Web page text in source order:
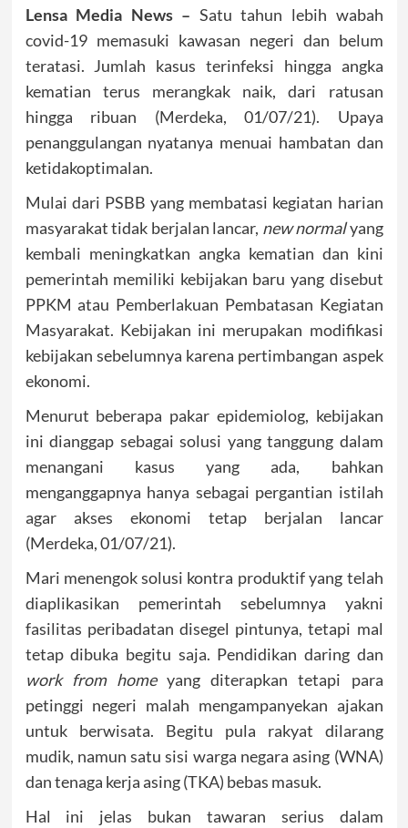
Lensa Media News – Satu tahun lebih wabah
covid-19 memasuki kawasan negeri dan belum
teratasi. Jumlah kasus terinfeksi hingga angka
kematian terus merangkak naik, dari ratusan
hingga ribuan (Merdeka, 01/07/21). Upaya
penanggulangan nyatanya menuai hambatan dan
ketidakoptimalan.
Mulai dari PSBB yang membatasi kegiatan harian
masyarakat tidak berjalan lancar, new normalyang
kembali meningkatkan angka kematian dan kini
pemerintah memiliki kebijakan baru yang disebut
PPKM atau Pemberlakuan Pembatasan Kegiatan
Masyarakat. Kebijakan ini merupakan modifikasi
kebijakan sebelumnya karena pertimbangan aspek
ekonomi.
Menurut beberapa pakar epidemiolog, kebijakan
ini dianggap sebagai solusi yang tanggung dalam
menangani kasus yang ada, bahkan
menganggapnya hanya sebagai pergantian istilah
agar akses ekonomi tetap berjalan lancar
(Merdeka, 01/07/21).
Mari menengok solusi kontra produktif yang telah
diaplikasikan pemerintah sebelumnya yakni
fasilitas peribadatan disegel pintunya, tetapi mal
tetap dibuka begitu saja. Pendidikan daring dan
work from homeyang diterapkan tetapi para
petinggi negeri malah mengampanyekan ajakan
untuk berwisata. Begitu pula rakyat dilarang
mudik, namun satu sisi warga negara asing (WNA)
dan tenaga kerja asing (TKA) bebas masuk.
Hal ini jelas bukan tawaran serius dalam